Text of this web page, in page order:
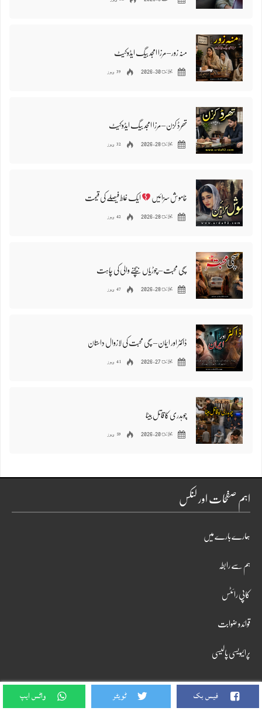
فیس بک ٹویٹر واٹس ایپ
منہ زور – مرزا امجد بیگ ایڈوکیٹ
جولائ 30, 2026 39 ویوز
​تھرڈ کزن – مرزا امجد بیگ ایڈوکیٹ
جولائ 28, 2026 32 ویوز
خاموش سزائیں ایک غلط فیصلے کی قیمت
جولائ 28, 2026 42 ویوز
سچی محبت – چوڑیاں بیچنے والی کی چاہت
جولائ 28, 2026 47 ویوز
ڈاکٹر اور ایمان – سچی محبت کی لازوال داستان
جولائ 27, 2026 41 ویوز
چوہدری کا قاتل بیٹا
جولائ 20, 2026 59 ویوز
اہم صفحات اور لنکس
ہمارے بارے میں
ہم سے رابطہ
کاپی رائٹس
قوائد و ضوابت
پرائیویسی پالیسی